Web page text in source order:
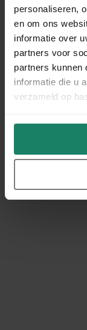
personaliseren,
en om ons
informatie over
partners voor
partners kunnen
informatie die u
verzameld op